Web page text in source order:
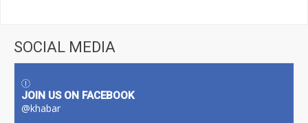
SOCIAL MEDIA
JOIN US ON FACEBOOK
@khabar